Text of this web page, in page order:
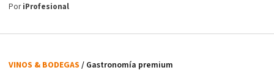
PoriProfesional
VINOS & BODEGAS / Gastronomía premium